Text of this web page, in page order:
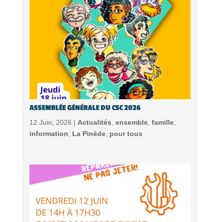
ASSEMBLÉE GÉNÉRALE DU CSC 2026
12 Juin, 2026 | Actualités, ensemble, famille,
information, La Pinède, pour tous